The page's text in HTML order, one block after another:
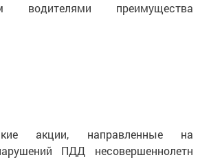
водителями преимущества
акции, направленные на
ПДД несовершеннолетн